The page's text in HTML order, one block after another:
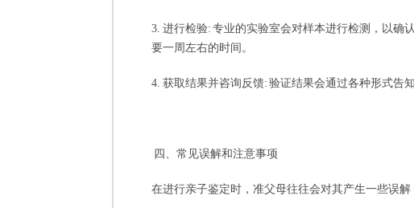
3. 进行检验: 专业的实验室会对样本进行检测，以确
要一周左右的时间。
4. 获取结果并咨询反馈: 验证结果会通过各种形式告
四、常见误解和注意事项
在进行亲子鉴定时，准父母往往会对其产生一些误解